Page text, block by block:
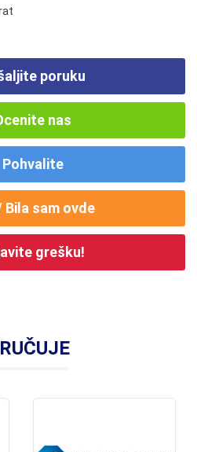
poruku
nas
Pohvalite
Bila sam ovde
grešku!